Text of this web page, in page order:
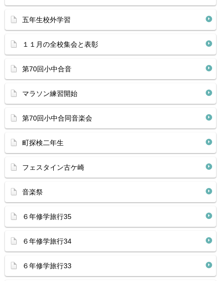
五年生校外学習
１１月の全校集会と表彰
第70回小中合音
マラソン練習開始
第70回小中合同音楽会
町探検二年生
フェスタイン古ケ崎
音楽祭
６年修学旅行35
６年修学旅行34
６年修学旅行33